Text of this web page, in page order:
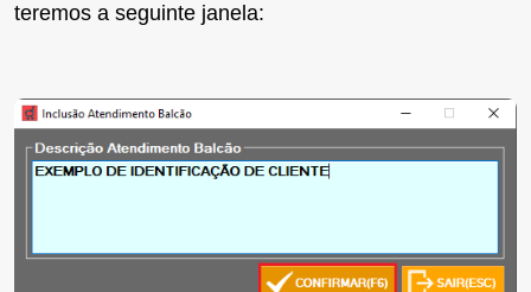
teremos a seguinte janela: